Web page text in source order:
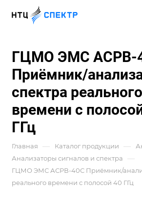
ГЦМО ЭМС АСРВ-
Приёмник/
спектра реального
времени с
ГГц
Главная — Каталог продукции —
Анализаторы сигналов и спектра —
ГЦМО ЭМС АСРВ-40С Приёмник/
реального времени с полосой 40 ГГц